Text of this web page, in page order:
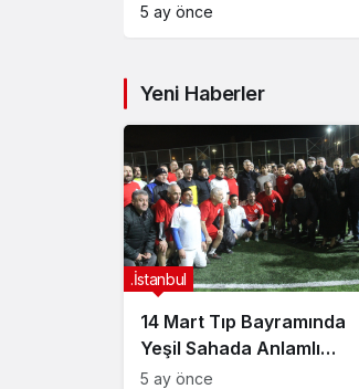
5 ay önce
Yeni Haberler
14 Mart Tıp Bayramında
Yeşil Sahada Anlamlı
Buluşma
.İstanbul
5 ay önce
.İstanbul
14 Mart Tıp